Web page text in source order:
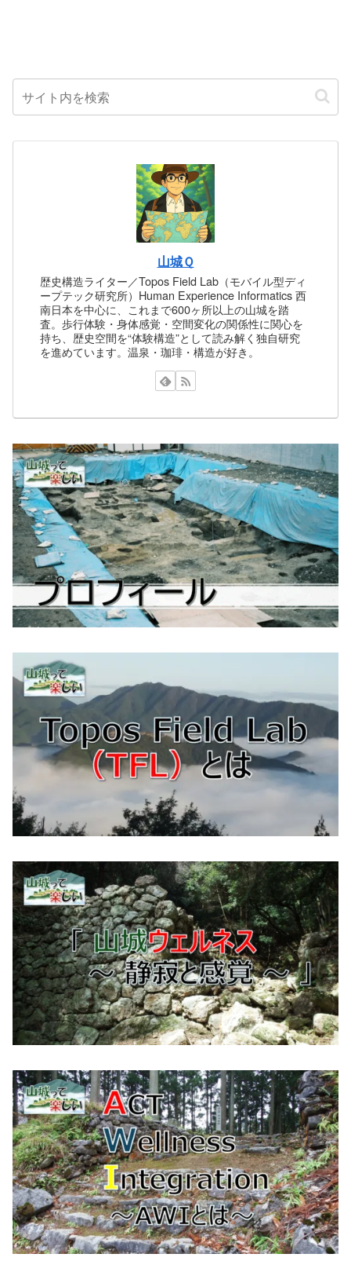
山城Ｑ
歴史構造ライター／Topos Field Lab（モバイル型ディ
ープテック研究所）Human Experience Informatics 西
南日本を中心に、これまで600ヶ所以上の山城を踏
査。歩行体験・身体感覚・空間変化の関係性に関心を
持ち、歴史空間を“体験構造”として読み解く独自研究
を進めています。温泉・珈琲・構造が好き。